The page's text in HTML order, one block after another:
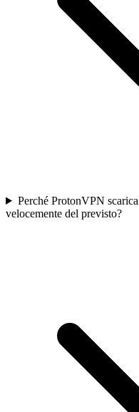
Perché ProtonVPN
velocemente del previsto?